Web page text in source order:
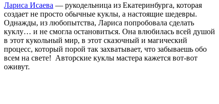
Лариса Исаева — рукодельница из Екатеринбурга, которая
создает не просто обычные куклы, а настоящие шедевры.
Однажды, из любопытства, Лариса попробовала сделать
куклу… и не смогла остановиться. Она влюбилась всей душой
в этот кукольный мир, в этот сказочный и магический
процесс, который порой так захватывает, что забываешь обо
всем на свете! Авторские куклы мастера кажется вот-вот
оживут.